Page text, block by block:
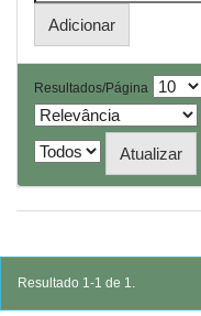
Resultados/Página
Resultado 1-1 de 1.